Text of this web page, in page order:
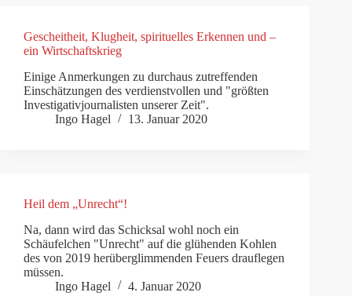
Gescheitheit, Klugheit, spirituelles Erkennen und –
ein Wirtschaftskrieg
Einige Anmerkungen zu durchaus zutreffenden
Einschätzungen des verdienstvollen und "größten
Investigativjournalisten unserer Zeit".
Ingo Hagel
13. Januar 2020
Heil dem „Unrecht“!
Na, dann wird das Schicksal wohl noch ein
Schäufelchen "Unrecht" auf die glühenden Kohlen
des von 2019 herüberglimmenden Feuers drauflegen
müssen.
Ingo Hagel
4. Januar 2020